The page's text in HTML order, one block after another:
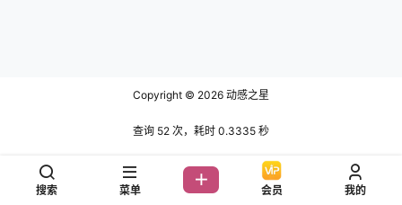
Copyright © 2026 动感之星
查询 52 次，耗时 0.3335 秒
搜索 菜单 会员 我的